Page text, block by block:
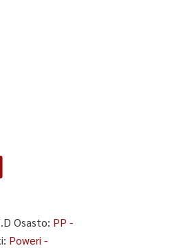
Osasto: PP -
Poweri -